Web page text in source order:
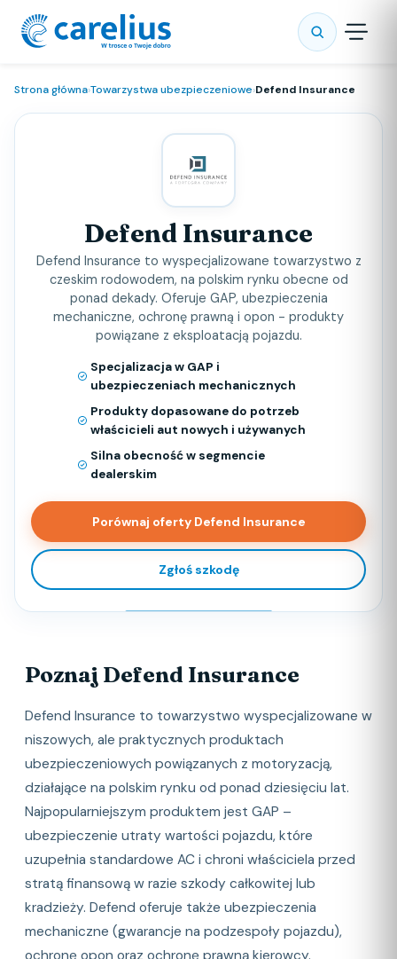
Strona główna›Towarzystwa ubezpieczeniowe›Defend Insurance
Defend Insurance
Defend Insurance to wyspecjalizowane towarzystwo z
czeskim rodowodem, na polskim rynku obecne od
ponad dekady. Oferuje GAP, ubezpieczenia
mechaniczne, ochronę prawną i opon - produkty
powiązane z eksploatacją pojazdu.
Specjalizacja w GAP i
ubezpieczeniach mechanicznych
Produkty dopasowane do potrzeb
właścicieli aut nowych i używanych
Silna obecność w segmencie
dealerskim
Porównaj oferty Defend Insurance
Zgłoś szkodę
Poznaj Defend Insurance
Defend Insurance to towarzystwo wyspecjalizowane w
niszowych, ale praktycznych produktach
ubezpieczeniowych powiązanych z motoryzacją,
działające na polskim rynku od ponad dziesięciu lat.
Najpopularniejszym produktem jest GAP –
ubezpieczenie utraty wartości pojazdu, które
uzupełnia standardowe AC i chroni właściciela przed
stratą finansową w razie szkody całkowitej lub
kradzieży. Defend oferuje także ubezpieczenia
mechaniczne (gwarancje na podzespoły pojazdu),
ochronę opon oraz ochronę prawną kierowcy.